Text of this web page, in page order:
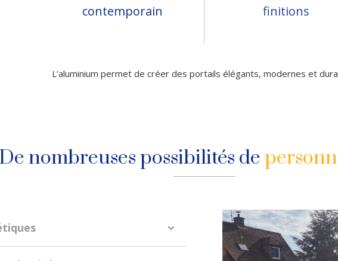
contemporain
finitions
L’aluminium permet de créer des portails élégants, modernes et
De nombreuses possibilités de